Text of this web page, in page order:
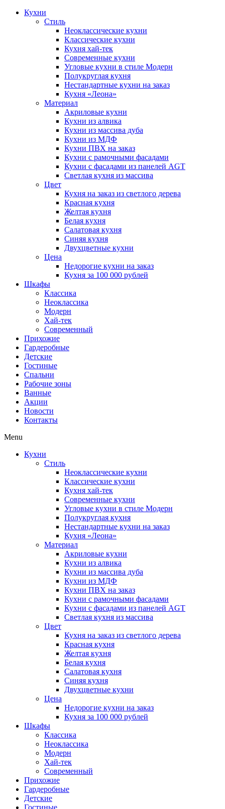
Кухни
Стиль
Неоклассические кухни
Классические кухни
Кухня хай-тек
Современные кухни
Угловые кухни в стиле Модерн
Полукруглая кухня
Нестандартные кухни на заказ
Кухня «Леона»
Материал
Акриловые кухни
Кухни из алвика
Кухни из массива дуба
Кухни из МДФ
Кухни ПВХ на заказ
Кухни с рамочными фасадами
Кухни с фасадами из панелей AGT
Светлая кухня из массива
Цвет
Кухня на заказ из светлого дерева
Красная кухня
Желтая кухня
Белая кухня
Салатовая кухня
Синяя кухня
Двухцветные кухни
Цена
Недорогие кухни на заказ
Кухня за 100 000 рублей
Шкафы
Классика
Неоклассика
Модерн
Хай-тек
Современный
Прихожие
Гардеробные
Детские
Гостиные
Спальни
Рабочие зоны
Ванные
Акции
Новости
Контакты
Menu
Кухни
Стиль
Неоклассические кухни
Классические кухни
Кухня хай-тек
Современные кухни
Угловые кухни в стиле Модерн
Полукруглая кухня
Нестандартные кухни на заказ
Кухня «Леона»
Материал
Акриловые кухни
Кухни из алвика
Кухни из массива дуба
Кухни из МДФ
Кухни ПВХ на заказ
Кухни с рамочными фасадами
Кухни с фасадами из панелей AGT
Светлая кухня из массива
Цвет
Кухня на заказ из светлого дерева
Красная кухня
Желтая кухня
Белая кухня
Салатовая кухня
Синяя кухня
Двухцветные кухни
Цена
Недорогие кухни на заказ
Кухня за 100 000 рублей
Шкафы
Классика
Неоклассика
Модерн
Хай-тек
Современный
Прихожие
Гардеробные
Детские
Гостиные